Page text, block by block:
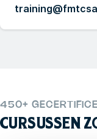
450+
CURSUSSEN